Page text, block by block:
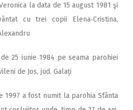
la data de 15 august 1981 şi
cu trei copii Elena‑Cristina,
25 iunie 1984 pe seama parohiei
de Jos, jud. Galați
1997 a fost numit la parohia Sfânta